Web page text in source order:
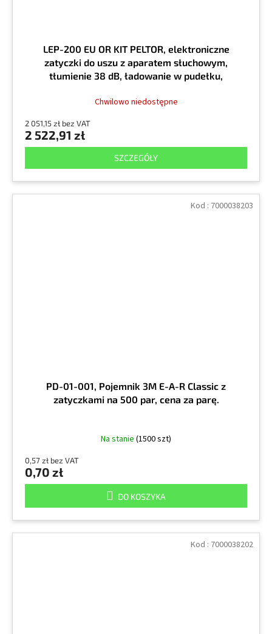
LEP-200 EU OR KIT PELTOR, elektroniczne
zatyczki do uszu z aparatem słuchowym,
tłumienie 38 dB, ładowanie w pudełku,
Chwilowo niedostępne
2 051,15 zł bez VAT
2 522,91 zł
SZCZEGÓŁY
PD-01-001, Pojemnik 3M E-A-R Classic z
zatyczkami na 500 par, cena za parę.
Na stanie (1500 szt)
0,57 zł bez VAT
0,70 zł
DO KOSZYKA
Kod : 7000038203
Kod : 7000038202